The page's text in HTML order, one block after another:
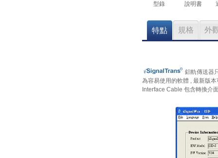
型錄 說明書
特點 規格 外
鋁軌傳送器
為容易使用的軟體 , 最新版
Interface Cable 包含轉換介